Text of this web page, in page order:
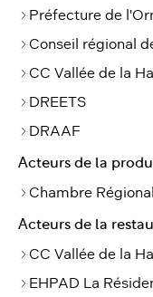
Préfecture de
Conseil régional
CC Vallée de la
DREETS
DRAAF
Acteurs de la
Chambre
Acteurs de la
CC Vallée de la
EHPAD La